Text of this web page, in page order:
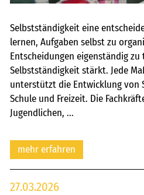
Selbstständigkeit eine
lernen, Aufgaben selbst zu
Entscheidungen eigenständig
Selbstständigkeit stärkt. Jede
unterstützt die Entwicklung von
Schule und Freizeit. Die
Jugendlichen, ...
mehr erfahren
27.03.2026